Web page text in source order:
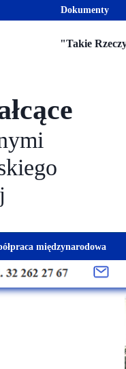
międzynarodowa
Erasmus+
International Criminal
"Takie
Dokumenty